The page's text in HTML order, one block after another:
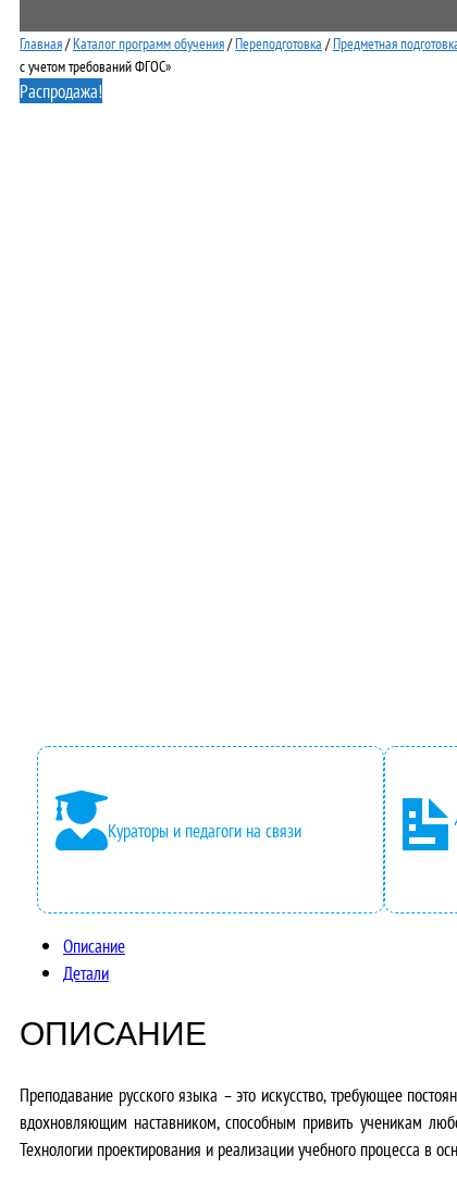
Главная/Каталог программ обучения/Переподготовка /Предметная
с учетом требований ФГОС»
Распродажа!
Кураторы и педагоги на связи
Описание
Детали
ОПИСАНИЕ
Преподавание русского языка – это искусство, требующее
вдохновляющим наставником, способным привить ученикам
Технологии проектирования и реализации учебного процесса в